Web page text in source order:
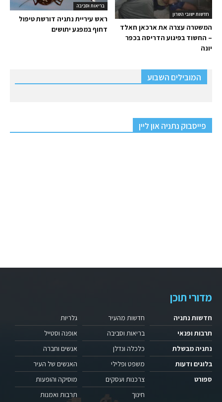
בריאות וסביבה
ראש עיריית נתניה דורשת טיפול
דחוף במפגע יתושים
חדשות ישובי השרון
המשטרה עצרה את ארכאן חאלד
– החשוד בפיגוע הדריסה בכפר
יונה
המובילים השבוע
פייסבוק נתניה און ליין
מדורי תוכן
חדשות נתניה
תרבות ופנאי
נתניה מבשלת
בלוגים ודעות
ספורט
חדשות מהעיר
בריאות וסביבה
כלכלה ונדלן
משפט ופלילי
צרכנות ועסקים
חינוך
גלריות
אופנה וסטייל
אנשים וחברה
האנשים של העיר
מוסיקה והופעות
תרבות ואמנות